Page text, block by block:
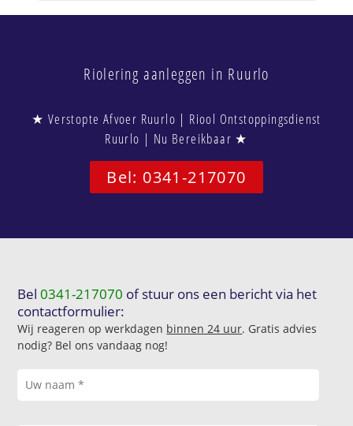
Riolering aanleggen in Ruurlo
★ Verstopte Afvoer Ruurlo | Riool Ontstoppingsdienst
Ruurlo | Nu Bereikbaar ★
Bel: 0341-217070
Bel0341-217070 of stuur ons een bericht via het
contactformulier:
Wij reageren op werkdagen binnen 24 uur. Gratis advies
nodig? Bel ons vandaag nog!